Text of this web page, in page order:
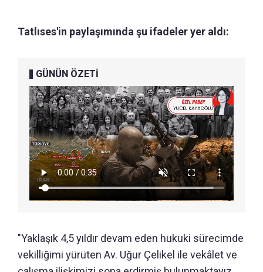
Tatlıses'in paylaşımında şu ifadeler yer aldı:
GÜNÜN ÖZETİ
"Yaklaşık 4,5 yıldır devam eden hukuki sürecimde
vekilliğimi yürüten Av. Uğur Çelikel ile vekâlet ve